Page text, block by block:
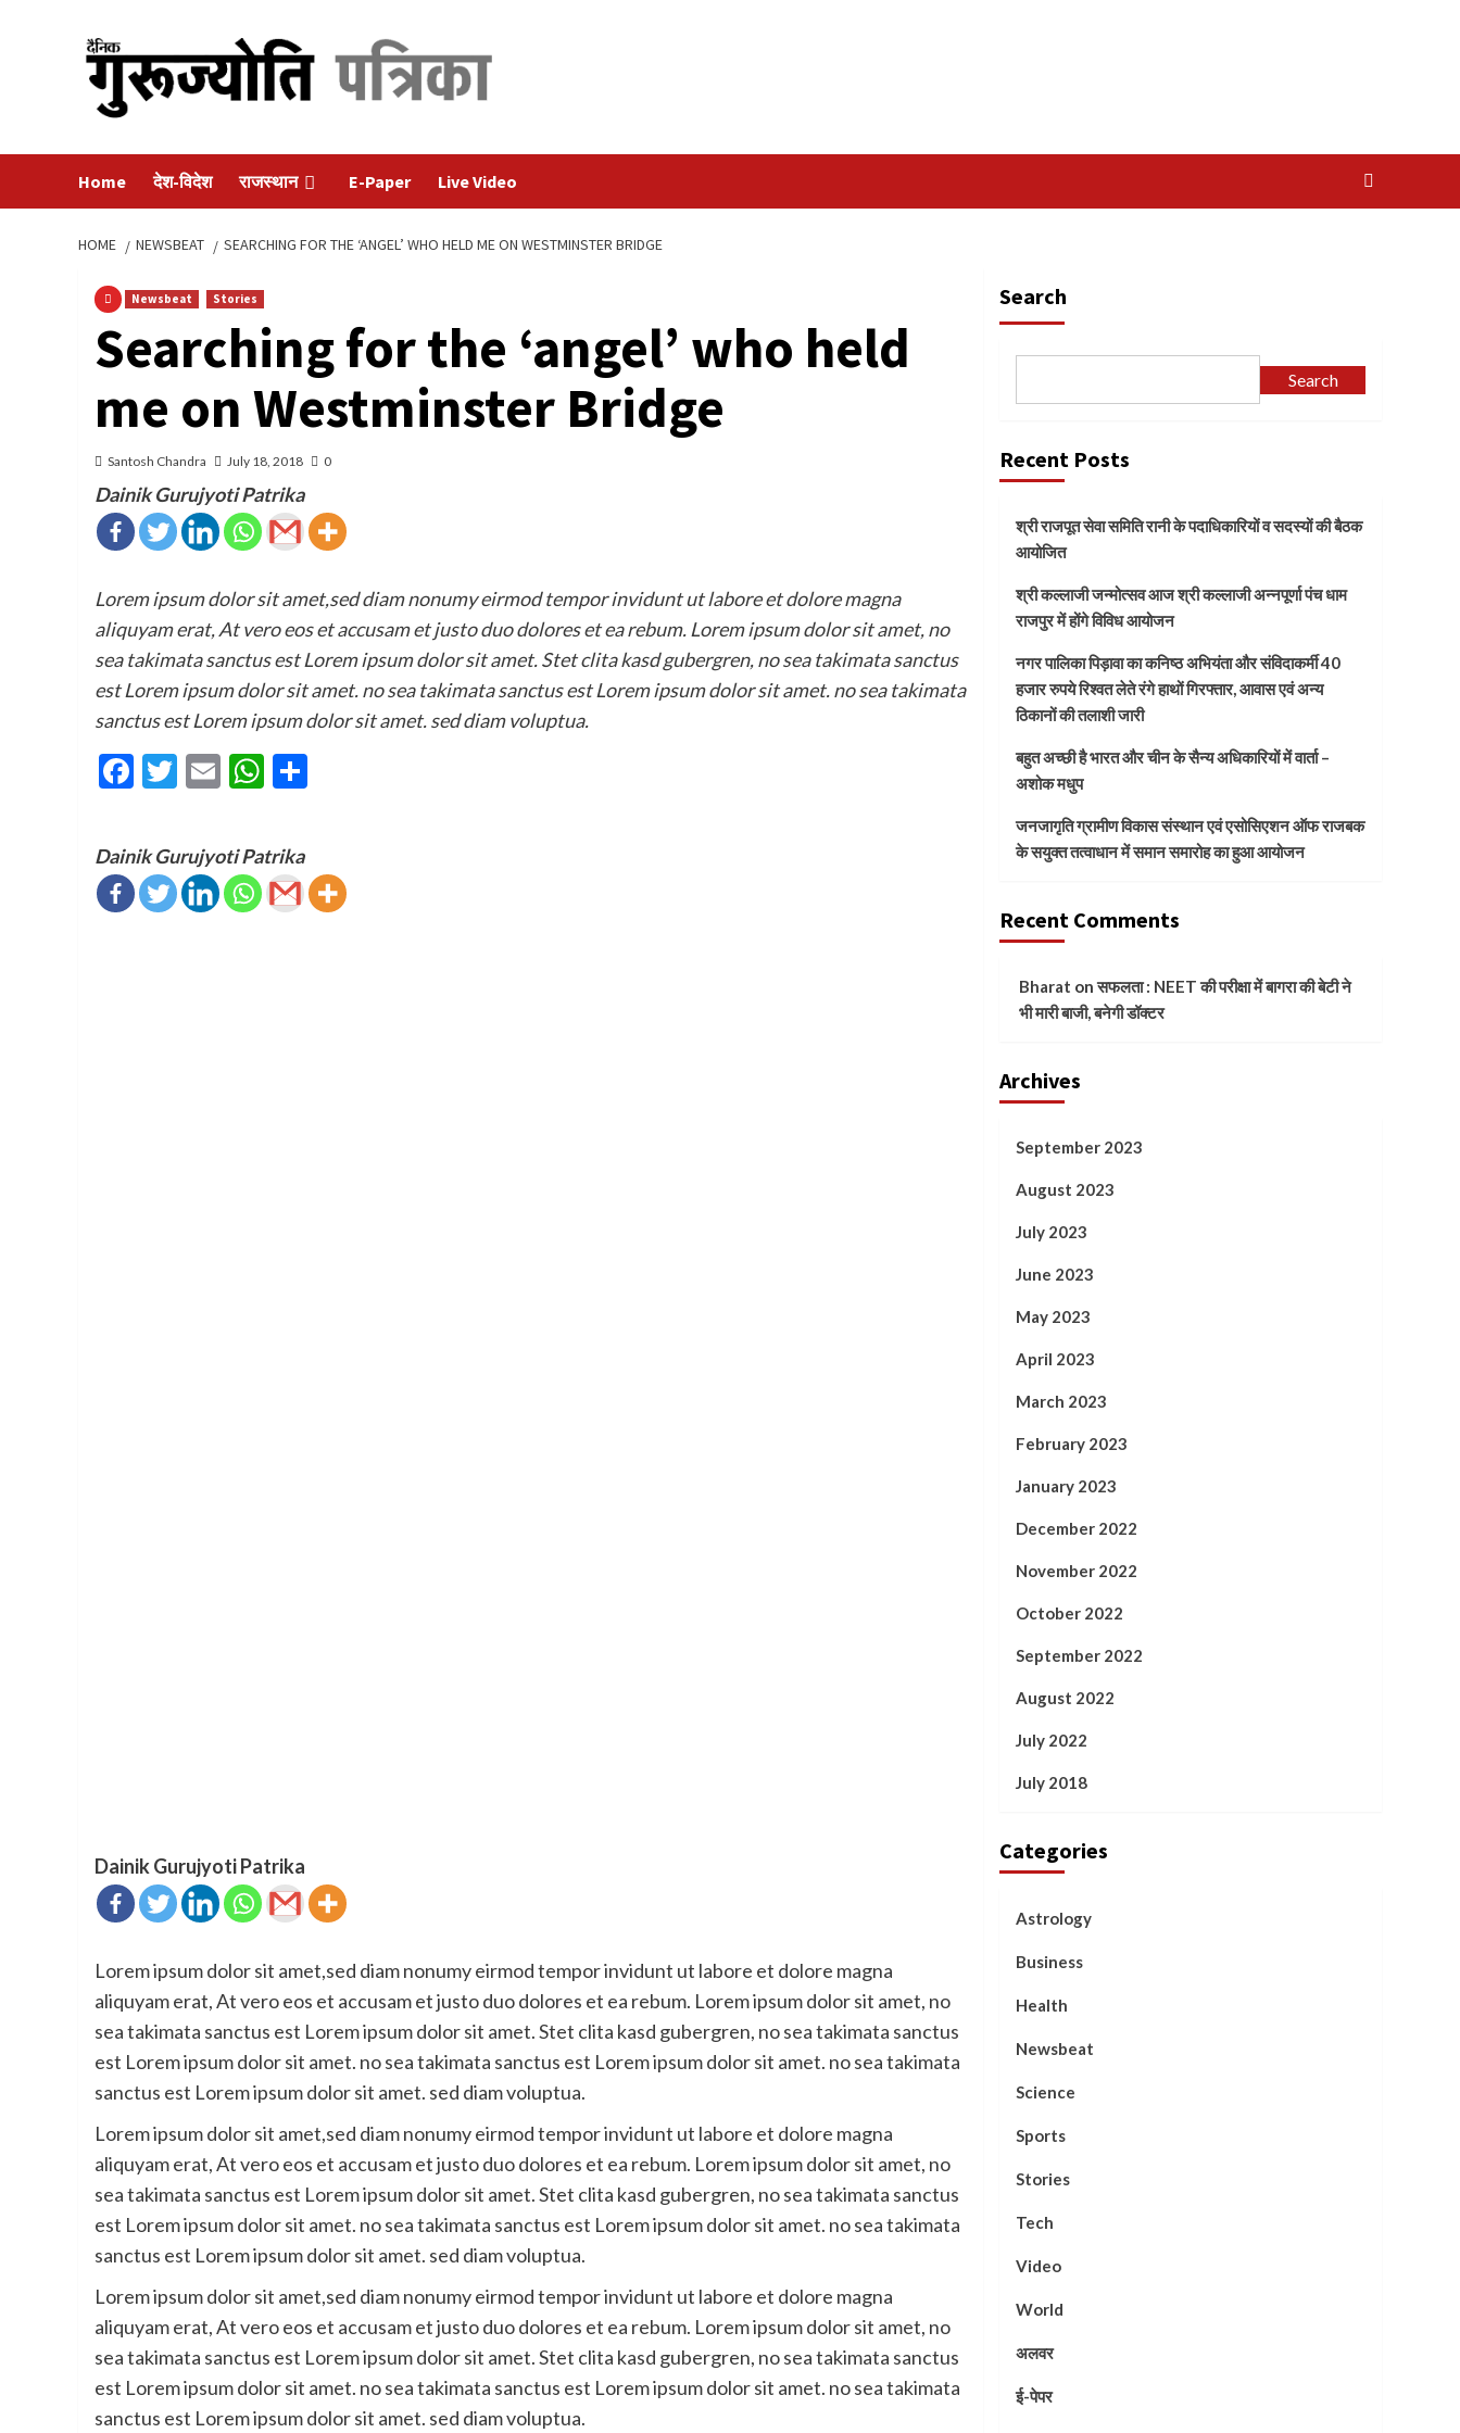
Home देश-विदेश राजस्थान E-Paper Live Video
HOME NEWSBEAT SEARCHING FOR THE ‘ANGEL’ WHO HELD ME ON WESTMINSTER BRIDGE
Newsbeat Stories
Searching for the ‘angel’ who held
me on Westminster Bridge
Santosh Chandra July 18, 2018 0
Dainik Gurujyoti Patrika
Lorem ipsum dolor sit amet,sed diam nonumy eirmod tempor invidunt ut labore et dolore magna
aliquyam erat, At vero eos et accusam et justo duo dolores et ea rebum. Lorem ipsum dolor sit amet, no
sea takimata sanctus est Lorem ipsum dolor sit amet. Stet clita kasd gubergren, no sea takimata sanctus
est Lorem ipsum dolor sit amet. no sea takimata sanctus est Lorem ipsum dolor sit amet. no sea takimata
sanctus est Lorem ipsum dolor sit amet. sed diam voluptua.
Facebook
Twitter
EmailWhatsApp
Dainik Gurujyoti Patrika
Dainik Gurujyoti Patrika
Lorem ipsum dolor sit amet,sed diam nonumy eirmod tempor invidunt ut labore et dolore magna
aliquyam erat, At vero eos et accusam et justo duo dolores et ea rebum. Lorem ipsum dolor sit amet, no
sea takimata sanctus est Lorem ipsum dolor sit amet. Stet clita kasd gubergren, no sea takimata sanctus
est Lorem ipsum dolor sit amet. no sea takimata sanctus est Lorem ipsum dolor sit amet. no sea takimata
sanctus est Lorem ipsum dolor sit amet. sed diam voluptua.
Lorem ipsum dolor sit amet,sed diam nonumy eirmod tempor invidunt ut labore et dolore magna
aliquyam erat, At vero eos et accusam et justo duo dolores et ea rebum. Lorem ipsum dolor sit amet, no
sea takimata sanctus est Lorem ipsum dolor sit amet. Stet clita kasd gubergren, no sea takimata sanctus
est Lorem ipsum dolor sit amet. no sea takimata sanctus est Lorem ipsum dolor sit amet. no sea takimata
sanctus est Lorem ipsum dolor sit amet. sed diam voluptua.
Lorem ipsum dolor sit amet,sed diam nonumy eirmod tempor invidunt ut labore et dolore magna
aliquyam erat, At vero eos et accusam et justo duo dolores et ea rebum. Lorem ipsum dolor sit amet, no
sea takimata sanctus est Lorem ipsum dolor sit amet. Stet clita kasd gubergren, no sea takimata sanctus
est Lorem ipsum dolor sit amet. no sea takimata sanctus est Lorem ipsum dolor sit amet. no sea takimata
sanctus est Lorem ipsum dolor sit amet. sed diam voluptua.
Search
Search
Recent Posts
श्री राजपूत सेवा समिति रानी के पदाधिकारियों व सदस्यों की बैठक
आयोजित
श्री कल्लाजी जन्मोत्सव आज श्री कल्लाजी अन्नपूर्णा पंच धाम
राजपुर में होंगे विविध आयोजन
नगर पालिका पिड़ावा का कनिष्ठ अभियंता और संविदाकर्मी 40
हजार रुपये रिश्वत लेते रंगे हाथों गिरफ्तार, आवास एवं अन्य
ठिकानों की तलाशी जारी
बहुत अच्छी है भारत और चीन के सैन्य अधिकारियों में वार्ता –
अशोक मधुप
जनजागृति ग्रामीण विकास संस्थान एवं एसोसिएशन ऑफ राजबक
के सयुक्त तत्वाधान में समान समारोह का हुआ आयोजन
Recent Comments
Bharat onसफलता : NEET की परीक्षा में बागरा की बेटी ने
भी मारी बाजी, बनेगी डॉक्टर
Archives
September 2023
August 2023
July 2023
June 2023
May 2023
April 2023
March 2023
February 2023
January 2023
December 2022
November 2022
October 2022
September 2022
August 2022
July 2022
July 2018
Categories
Astrology
Business
Health
Newsbeat
Science
Sports
Stories
Tech
Video
World
अलवर
ई-पेपर